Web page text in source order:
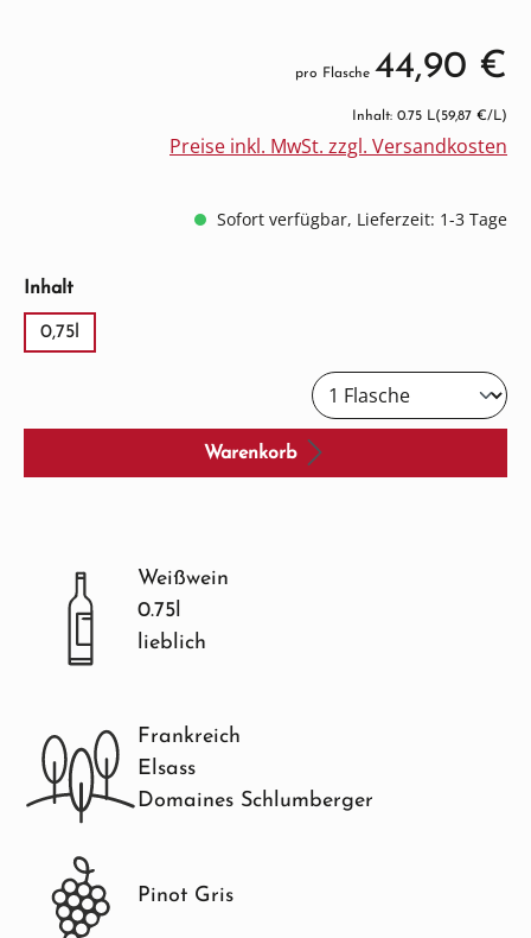
pro Flasche 44,90 €
Inhalt: 0.75 L(59,87 €/L)
Preise inkl. MwSt. zzgl. Versandkosten
Sofort verfügbar, Lieferzeit: 1-3 Tage
Inhaltauswählen
0,75l
Warenkorb
Weißwein
0.75l
lieblich
Frankreich
Elsass
Domaines Schlumberger
Pinot Gris